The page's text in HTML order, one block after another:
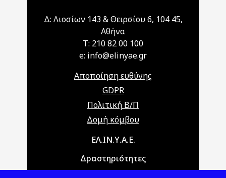
Δ: Λιοσίων 143 & Θειρσίου 6, 104 45,
Αθήνα
T: 210 82 00 100
e: info@elinyae.gr
Αποποίηση ευθύνης
GDPR
Πολιτική Β/Π
Δομή κόμβου
Main navigationΕΛ.ΙΝ.Υ.Α.Ε.
Δραστηριότητες